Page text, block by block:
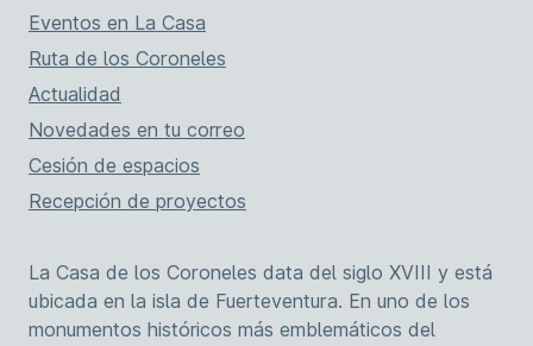
Eventos en La Casa
Ruta de los Coroneles
Actualidad
Novedades en tu correo
Cesión de espacios
Recepción de proyectos
La Casa de los Coroneles data del siglo XVIII y está
ubicada en la isla de Fuerteventura. En uno de los
monumentos históricos más emblemáticos del